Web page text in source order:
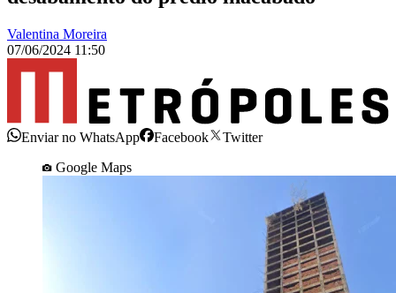
Valentina Moreira
07/06/2024 11:50
Enviar no WhatsApp Facebook
Twitter
Google Maps